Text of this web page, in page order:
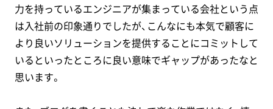
力を持っているエンジニアが集まっている会社という点
は入社前の印象通りでしたが、こんなにも本気で顧客に
より良いソリューションを提供することにコミットして
いるといったところに良い意味でギャップがあったなと
思います。